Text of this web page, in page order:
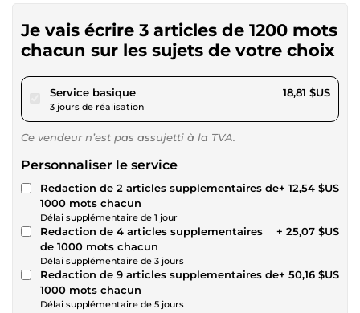
Je vais écrire 3 articles de 1200 mots
chacun sur les sujets de votre choix
Service basiquepour 17,34 $US
3 jours de réalisation
18,81 $US
Ce vendeur n’est pas assujetti à la TVA.
Personnaliser le service
Redaction de 2 articles supplementaires de
1000 mots chacun
Délai supplémentaire de 1 jour
+ 12,54 $US
Redaction de 4 articles supplementaires
de 1000 mots chacun
Délai supplémentaire de 3 jours
+ 25,07 $US
Redaction de 9 articles supplementaires de
1000 mots chacun
Délai supplémentaire de 5 jours
+ 50,16 $US